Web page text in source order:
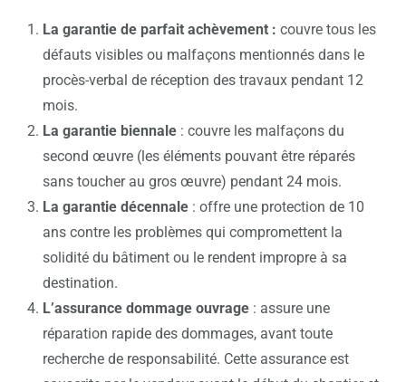
La garantie de parfait achèvement : couvre tous les
défauts visibles ou malfaçons mentionnés dans le
procès-verbal de réception des travaux pendant 12
mois.
La garantie biennale : couvre les malfaçons du
second œuvre (les éléments pouvant être réparés
sans toucher au gros œuvre) pendant 24 mois.
La garantie décennale : offre une protection de 10
ans contre les problèmes qui compromettent la
solidité du bâtiment ou le rendent impropre à sa
destination.
L’assurance dommage ouvrage : assure une
réparation rapide des dommages, avant toute
recherche de responsabilité. Cette assurance est